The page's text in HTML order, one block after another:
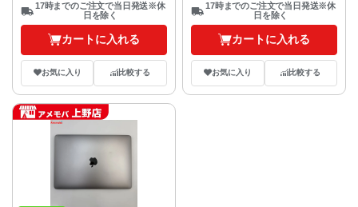
17時までのご注文で当日発送※休
日を除く
カートに入れる
お気に入り 比較する
17時までのご注文で当日発送※休
日を除く
カートに入れる
お気に入り 比較する